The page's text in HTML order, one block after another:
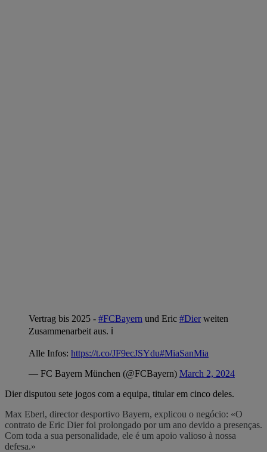
Vertrag bis 2025 - #FCBayern und Eric #Dierweiten
Zusammenarbeit aus. ℹ️
Alle Infos: https://t.co/JF9ecJSYdu#MiaSanMia
— FC Bayern München (@FCBayern) March 2, 2024
Dier disputou sete jogos com a equipa, titular em cinco deles.
Max Eberl, director desportivo Bayern, explicou o negócio: «O
contrato de Eric Dier foi prolongado por um ano devido a presenças.
Com toda a sua personalidade, ele é um apoio valioso à nossa
defesa.»